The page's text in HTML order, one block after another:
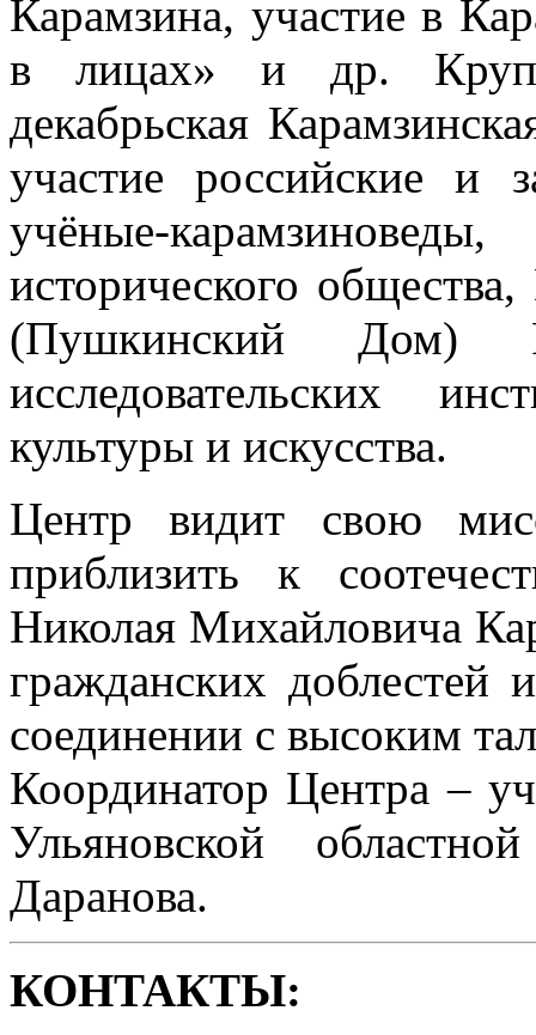
Карамзина, участие в
в лицах» и др.
декабрьская
участие российские и
учёные-
исторического
(Пушкинский Дом)
исследовательских
культуры и искусства.
Центр видит свою
приблизить к
Николая Михайловича
гражданских доблестей
соединении с высоким
Координатор Центра –
Ульяновской
Даранова.
КОНТАКТЫ: